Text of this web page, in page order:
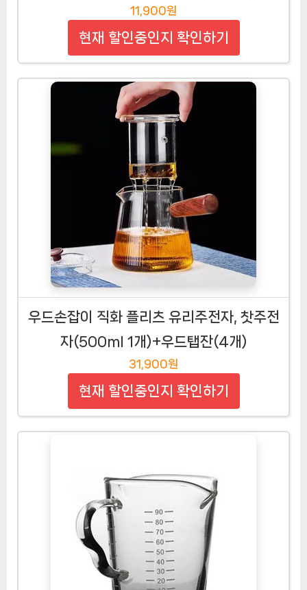
11,900원
현재 할인중인지 확인하기
우드손잡이 직화 플리츠 유리주전자, 찻주전
자(500ml 1개)+우드탭잔(4개)
31,900원
현재 할인중인지 확인하기